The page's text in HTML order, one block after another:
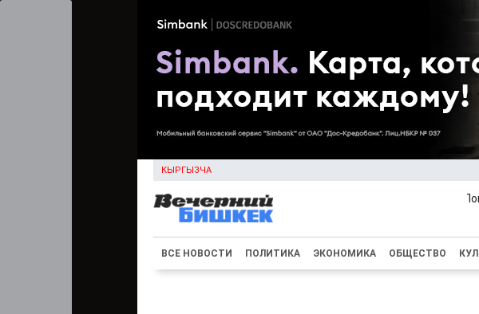
КЫРГЫЗЧА
ВСЕ НОВОСТИ ПОЛИТИКА ЭКОНОМИКА ОБЩЕСТВО